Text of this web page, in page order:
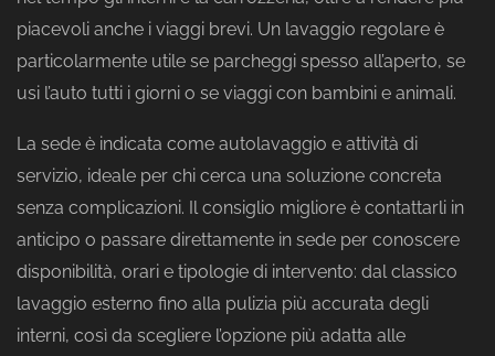
piacevoli anche i viaggi brevi. Un lavaggio regolare è
particolarmente utile se parcheggi spesso all’aperto, se
usi l’auto tutti i giorni o se viaggi con bambini e animali.
La sede è indicata come autolavaggio e attività di
servizio, ideale per chi cerca una soluzione concreta
senza complicazioni. Il consiglio migliore è contattarli in
anticipo o passare direttamente in sede per conoscere
disponibilità, orari e tipologie di intervento: dal classico
lavaggio esterno fino alla pulizia più accurata degli
interni, così da scegliere l’opzione più adatta alle